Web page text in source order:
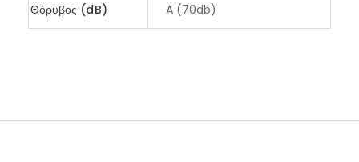
Θόρυβος (dB) A (70db)